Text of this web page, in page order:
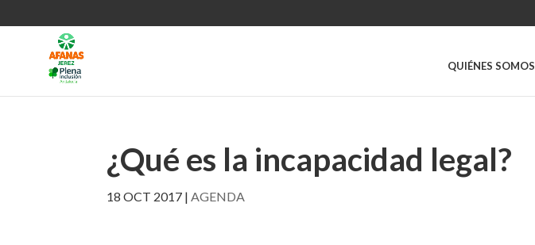
QUIÉNES SOMOS
¿Qué es la incapacidad legal?
18 OCT 2017 |AGENDA